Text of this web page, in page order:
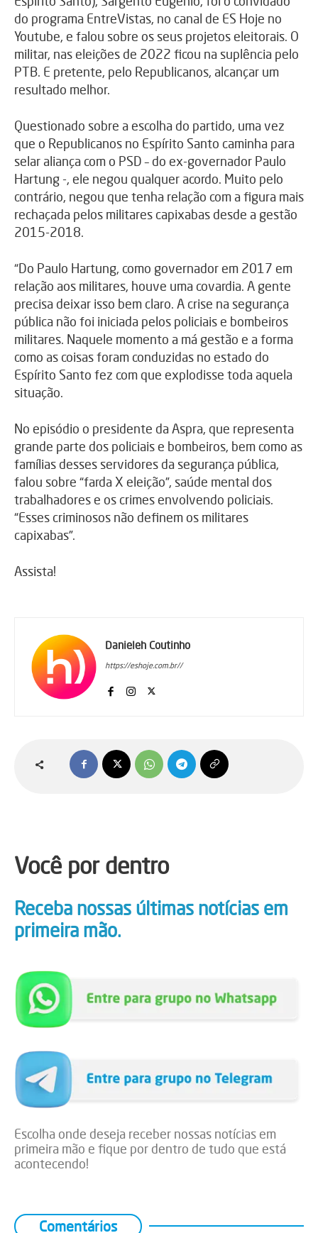
do programa EntreVistas, no canal de ES Hoje no
Youtube, e falou sobre os seus projetos eleitorais. O
militar, nas eleições de 2022 ficou na suplência pelo
PTB. E pretente, pelo Republicanos, alcançar um
resultado melhor.
Questionado sobre a escolha do partido, uma vez
que o Republicanos no Espírito Santo caminha para
selar aliança com o PSD – do ex-governador Paulo
Hartung -, ele negou qualquer acordo. Muito pelo
contrário, negou que tenha relação com a figura mais
rechaçada pelos militares capixabas desde a gestão
2015-2018.
“Do Paulo Hartung, como governador em 2017 em
relação aos militares, houve uma covardia. A gente
precisa deixar isso bem claro. A crise na segurança
pública não foi iniciada pelos policiais e bombeiros
militares. Naquele momento a má gestão e a forma
como as coisas foram conduzidas no estado do
Espírito Santo fez com que explodisse toda aquela
situação.
No episódio o presidente da Aspra, que representa
grande parte dos policiais e bombeiros, bem como as
famílias desses servidores da segurança pública,
falou sobre “farda X eleição”, saúde mental dos
trabalhadores e os crimes envolvendo policiais.
“Esses criminosos não definem os militares
capixabas”.
Assista!
Danieleh Coutinho
https://eshoje.com.br//
Você por dentro
Receba nossas últimas notícias em
primeira mão.
Escolha onde deseja receber nossas notícias em
primeira mão e fique por dentro de tudo que está
acontecendo!
Comentários